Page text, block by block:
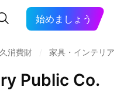
始めましょう
消費財 家具・インテリア
Public Co.